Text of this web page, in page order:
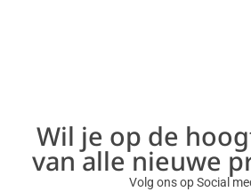
Wil je op de
van alle nieuwe
Volg ons op Social